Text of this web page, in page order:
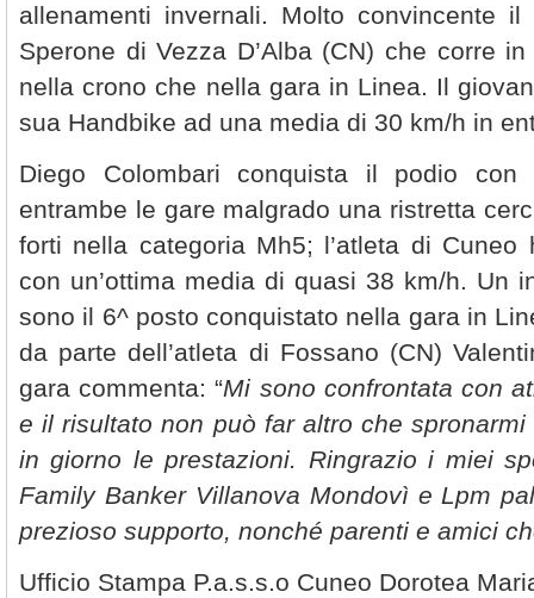
allenamenti invernali. Molto convincente
Sperone di Vezza D’Alba (CN) che corre
nella crono che nella gara in Linea. Il
sua Handbike ad una media di 30 km/h in
Diego Colombari conquista il podio
entrambe le gare malgrado una ristretta
forti nella categoria Mh5; l’atleta di
con un’ottima media di quasi 38 km/h. Un
sono il 6^ posto conquistato nella gara in
da parte dell’atleta di Fossano (CN)
gara commenta: “Mi sono confrontata con
e il risultato non può far altro che
in giorno le prestazioni. Ringrazio i miei
Family Banker Villanova Mondovì e Lpm
prezioso supporto, nonché parenti e amici
Ufficio Stampa P.a.s.s.o Cuneo Dorotea